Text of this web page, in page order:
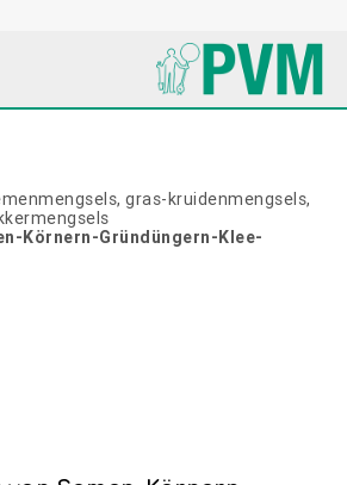
gras-kruidenmengsels,
Körnern-Gründüngern-Klee-